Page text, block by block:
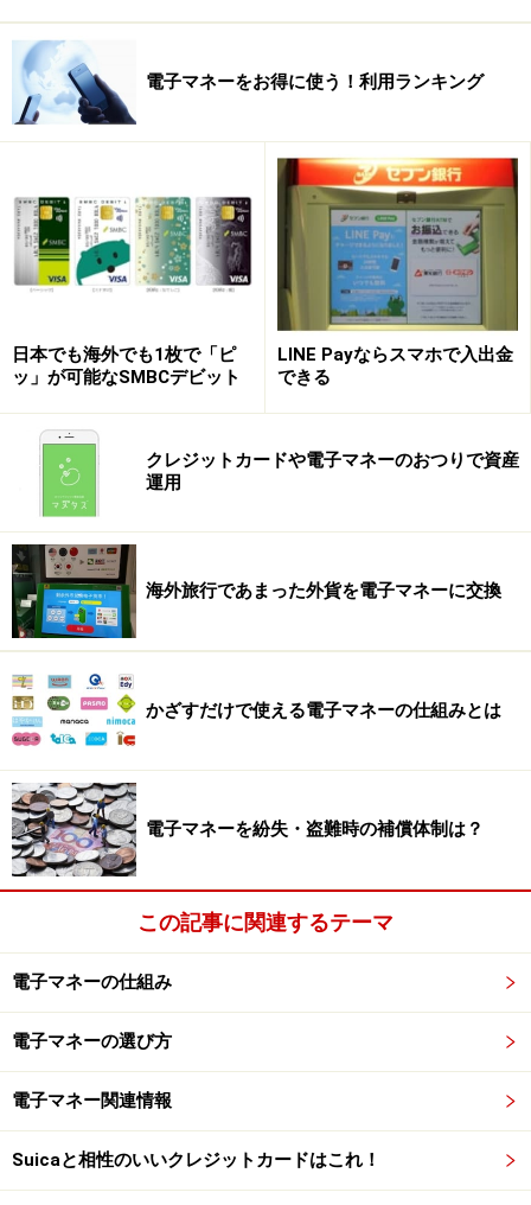
り前。なかにはイオンの特売日に合わせて２０日と３０
日に自らも５％割引をしてイオンに歩調を合わせている
店もあるほどです。
※記事内容は執筆時点のものです。最新の内容をご確認くださ
本記事の内容は一般的な情報提供を目的としており、特定の金融
商品や投資行動を推奨するものではありません。
投資や資産運用に関する最終的なご判断はご自身の責任において
行ってください。
掲載情報の正確性・完全性については十分に配慮しております
が、その内容を保証するものではなく、これに基づく損失・損害
などについて当社は一切の責任を負いません。
最新の情報や詳細については、必ず各金融機関やサービス提供者
の公式情報をご確認ください。
2
電子マネーをお得に使う！利用ランキング
日本でも海外でも1枚で「ピ
ッ」が可能なSMBCデビット
LINE Payならスマホで入出金
できる
クレジットカードや電子マネーのおつりで資産
運用
海外旅行であまった外貨を電子マネーに交換
かざすだけで使える電子マネーの仕組みとは
電子マネーを紛失・盗難時の補償体制は？
この記事に関連するテーマ
電子マネーの仕組み
電子マネーの選び方
電子マネー関連情報
Suicaと相性のいいクレジットカードはこれ！